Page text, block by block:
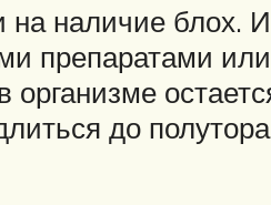
на наличие
препаратами
до